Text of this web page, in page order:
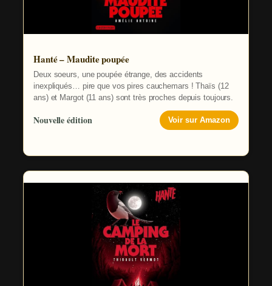
Hanté – Maudite poupée
Deux soeurs, une poupée étrange, des accidents
inexpliqués… pire que vos pires cauchemars ! Thaïs (12
ans) et Margot (11 ans) sont très proches depuis toujours.
Nouvelle édition Voir sur Amazon